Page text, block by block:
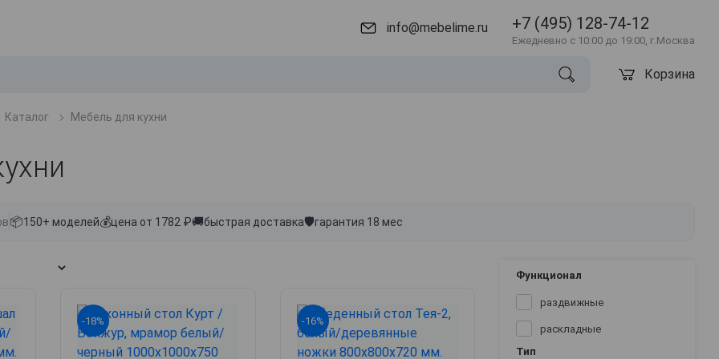
info@mebelime.ru +7 (495) 128-74-12
Ежедневно с 10:00 до 19:00, г.Москва
Корзина
Каталог Мебель для кухни
📦150+ моделей💰цена от 1782 ₽🚚быстрая доставка🛡гарантия 18 мес
-18% -16%
Функционал
раздвижные
раскладные
Тип